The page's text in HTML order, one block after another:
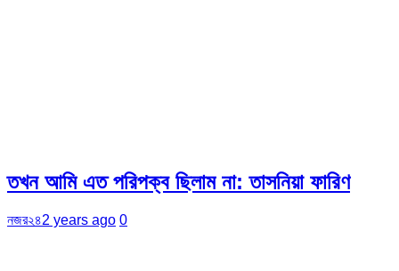
তখন আমি এত পরিপক্ব ছিলাম না: তাসনিয়া ফারিণ
নজর২৪2 years ago 0